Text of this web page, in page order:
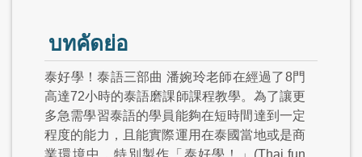
บทคัดย่อ
泰好學！泰語三部曲 潘婉玲老師在經過了8門
高達72小時的泰語磨課師課程教學。為了讓更
多急需學習泰語的學員能夠在短時間達到一定
程度的能力，且能實際運用在泰國當地或是商